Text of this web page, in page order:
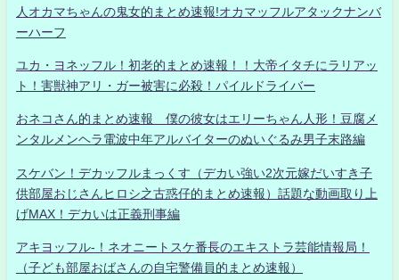
人オカマちゃんの鬼女的まとめ速報!オカマッフルアタックナンバ
ーハーフ
ユカ・ヨネッフル！初老的まとめ速報！！大帝イタチにラリアッ
ト！害獣神アリ・ガー被害に必殺！パイルドライバー
おネコさん的まとめ速報 僕の彼女はエリーちゃん人形！豆腐メ
ンタルメンヘラ電波中年アルバイターのぬいぐるみ男子末路編
スケバン！デカッフルまっくす（デカい強い2次元嫁だいすき子
供部屋おじさんヒロシ之古惑仔的まとめ速報）話題な動画取り上
げMAX！デカいは正義刑事編
アキヨッフル-！ネオニートスケ番長のエキストラ芸能情報局！
（子ども部屋おばさんの自宅警備員的まとめ速報）